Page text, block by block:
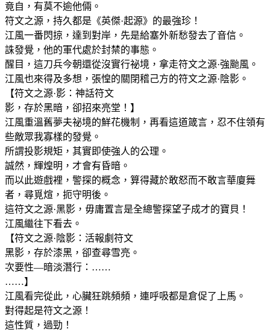
竟自，有莫不逾他倆。
符文之源，持久都是《英傑·起源》的最強珍！
江風一番閃掠，達到對岸，先是給塞外新愁發去了音信。
誅發覺，他的軍代處於封禁的事態。
醒目，這刀兵今朝還從沒實行祕境，拿走符文之源·強颱風。
江風也來得及多想，張惶的關閉稽己方的符文之源·陰影。
【符文之源·影：神話符文
影，存於黑暗，卻招來亮堂！】
江風重溫舊夢夫祕境的鮮花機制，再看這道箴言，忍不住領有
些敵眾我寡樣的發覺。
所謂投影規矩，其實即使強人的公理。
誠然，輝煌明，才會有昏暗。
而以此遊戲裡，警探的概念，算得藏於敢怒而不敢言華廈舞
者，尋覓煊，扼守明後。
這符文之源·黑影，毋庸置言是全總警探望子成才的寶貝！
江風繼往下看去。
【符文之源·陰影：活報劇符文
黑影，存於漆黑，卻查尋雪亮。
次要性—暗淡潛行：……
……】
江風看完從此，心臟狂跳頻頻，連呼吸都是倉促了上馬。
對得起是符文之源！
這性質，過勁！